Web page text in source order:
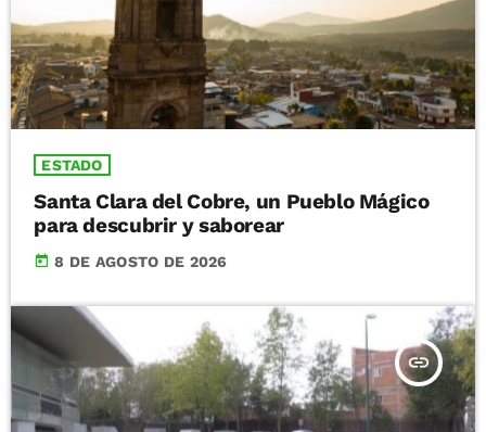
ESTADO
Santa Clara del Cobre, un Pueblo Mágico
para descubrir y saborear
today 8 DE AGOSTO DE 2026
insert_link